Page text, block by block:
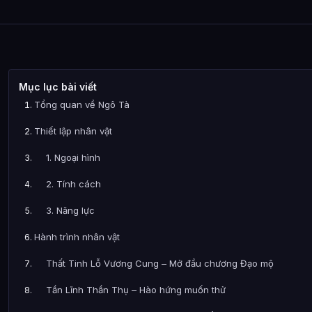
Mục lục bài viết
Tổng quan về Ngô Tà
Thiết lập nhân vật
1. Ngoại hình
2. Tính cách
3. Năng lực
Hành trình nhân vật
Thất Tinh Lỗ Vương Cung – Mở đầu chương Đạo mộ
Tần Lĩnh Thần Thụ – Hào hứng muốn thử